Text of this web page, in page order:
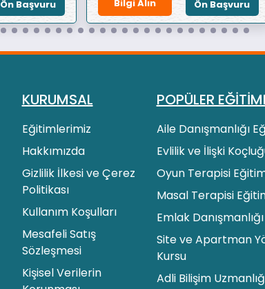
Ön Başvuru Bilgi Alın Ön Başvuru
KURUMSAL
Eğitimlerimiz
Hakkımızda
Gizlilik İlkesi ve Çerez
Politikası
Kullanım Koşulları
Mesafeli Satış
Sözleşmesi
Kişisel Verilerin
POPÜLER
Aile Danışmanlığı
Evlilik ve İlişki
Oyun Terapisi
Masal Terapisi
Emlak
Site ve Apartman
Kursu
Adli Bilişim